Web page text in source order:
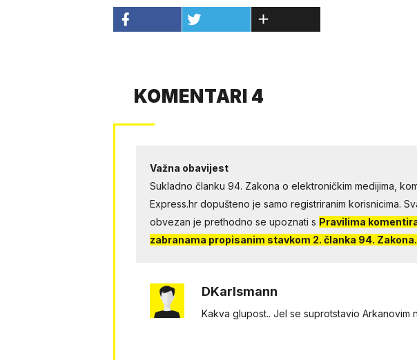
KOMENTARI 4
Važna obavijest
Sukladno članku 94. Zakona o elektroničkim medijima,
Express.hr dopušteno je samo registriranim korisnicima.
obvezan je prethodno se upoznati s Pravilima
zabranama propisanim stavkom 2. članka 94. Zakona.
DKarlsmann
Kakva glupost.. Jel se suprotstavio Arkanovim